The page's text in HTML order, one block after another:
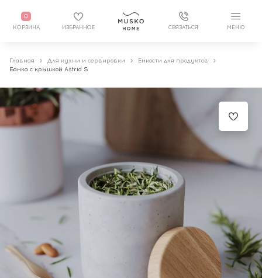
0
КОРЗИНА ИЗБРАННОЕ СВЯЗАТЬСЯ МЕНЮ
Главная Для кухни и сервировки
Емкости для продуктов
Банка с крышкой Astrid S